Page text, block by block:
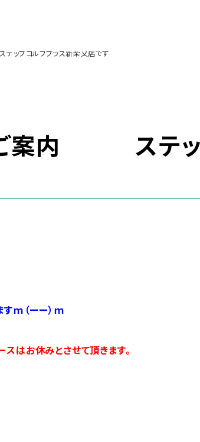
プゴルフプラス新柴又店です
ご案内 ステッ
ｍ（ーー）ｍ
はお休みとさせて頂きます。